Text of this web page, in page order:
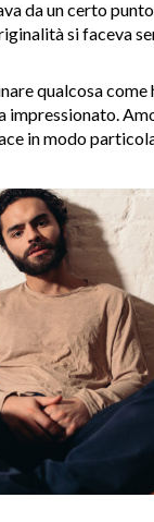
da un certo
si faceva
qualcosa
impressionato.
in modo